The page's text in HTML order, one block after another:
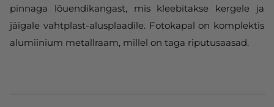
pinnaga lõuendikangast, mis kleebitakse kergele ja
jäigale vahtplast-alusplaadile. Fotokapal on komplektis
alumiinium metallraam, millel on taga riputusaasad.